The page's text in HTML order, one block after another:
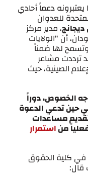
دعماً أحادي
للعدوان
، مدير مركز
أن "الولايات
لها ضمناً
ترددت مشاعر
الصينية، حيث
الخصوص، دوراً
حين تدعي الدعوة
مساعدات
مناستمرار
في كلية الحقوق
قال: